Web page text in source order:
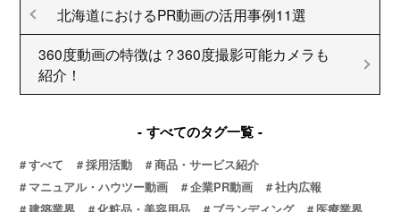
北海道におけるPR動画の活用事例11選
360度動画の特徴は？360度撮影可能カメラも
紹介！
すべてのタグ一覧
すべて 採用活動
商品・サービス紹介
マニュアル・ハウツー動画
企業PR動画
社内広報
建築業界
化粧品・美容用品 ブランディング
医療業界